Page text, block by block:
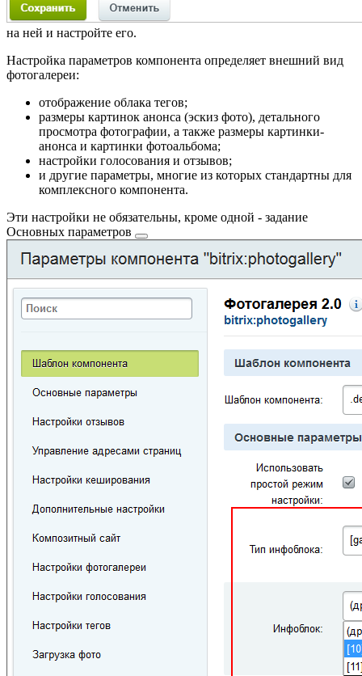
на ней и настройте его.
Настройка параметров компонента определяет внешний вид
фотогалереи:
отображение облака тегов;
размеры картинок анонса (эскиз фото), детального
просмотра фотографии, а также размеры картинки-
анонса и картинки фотоальбома;
настройки голосования и отзывов;
и другие параметры, многие из которых стандартны для
комплексного компонента.
Эти настройки не обязательны, кроме одной - задание
Основных параметров